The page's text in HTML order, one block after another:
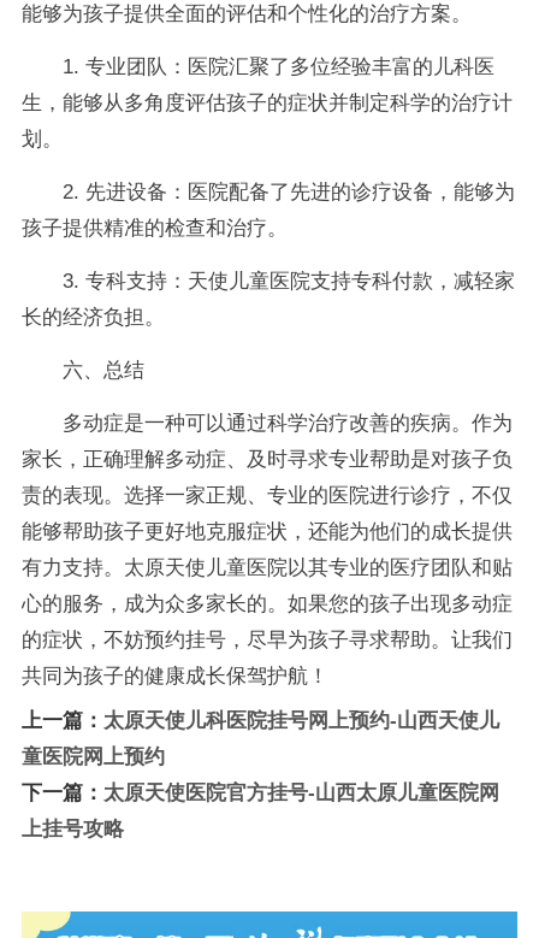
能够为孩子提供全面的评估和个性化的治疗方案。
1. 专业团队：医院汇聚了多位经验丰富的儿科医
生，能够从多角度评估孩子的症状并制定科学的治疗计
划。
2. 先进设备：医院配备了先进的诊疗设备，能够为
孩子提供精准的检查和治疗。
3. 专科支持：天使儿童医院支持专科付款，减轻家
长的经济负担。
六、总结
多动症是一种可以通过科学治疗改善的疾病。作为
家长，正确理解多动症、及时寻求专业帮助是对孩子负
责的表现。选择一家正规、专业的医院进行诊疗，不仅
能够帮助孩子更好地克服症状，还能为他们的成长提供
有力支持。太原天使儿童医院以其专业的医疗团队和贴
心的服务，成为众多家长的。如果您的孩子出现多动症
的症状，不妨预约挂号，尽早为孩子寻求帮助。让我们
共同为孩子的健康成长保驾护航！
上一篇： 太原天使儿科医院挂号网上预约-山西天使儿
童医院网上预约
下一篇： 太原天使医院官方挂号-山西太原儿童医院网
上挂号攻略